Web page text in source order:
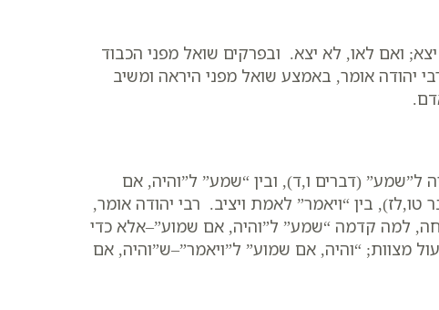
ואם לאו, לא יצא. ובפרקים שואל מפני הכבוד
יהודה אומר, באמצע שואל מפני היראה ומשיב
ל”שמע” (דברים ו,ד), ובין “שמע” ל”והיה, אם
בין “ויאמר” לאמת ויציב. רבי יהודה אומר,
למה קדמה “שמע” ל”והיה, אם שמוע”–אלא כדי
מצוות; “והיה, אם שמוע” ל”ויאמר”–ש”והיה, אם